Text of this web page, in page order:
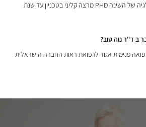
לרפואה MD, דוקטור לפיזיולגיה של השינה PHD מרצה קליני בטכניון עד שנת
ב ד"ר נוה טוב?
פנימית אגוד לרפואת ראות החברה הישראלית